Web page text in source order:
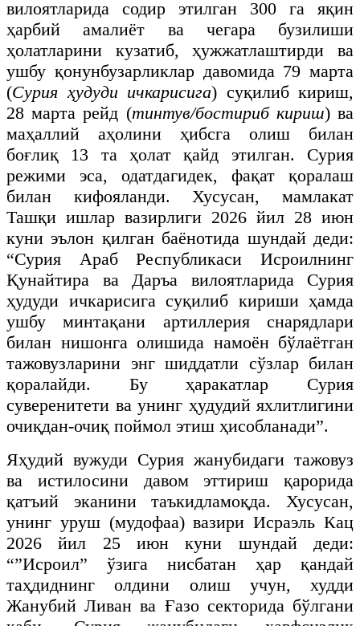
вилоятларида содир этилган 300 га яқин
ҳарбий амалиёт ва чегара бузилиши
ҳолатларини кузатиб, ҳужжатлаштирди ва
ушбу қонунбузарликлар давомида 79 марта
(Сурия ҳудуди ичкарисига) суқилиб кириш,
28 марта рейд (тинтув/бостириб кириш) ва
маҳаллий аҳолини ҳибсга олиш билан
боғлиқ 13 та ҳолат қайд этилган. Сурия
режими эса, одатдагидек, фақат қоралаш
билан кифояланди. Хусусан, мамлакат
Ташқи ишлар вазирлиги 2026 йил 28 июн
куни эълон қилган баёнотида шундай деди:
“Сурия Араб Республикаси Исроилнинг
Қунайтира ва Даръа вилоятларида Сурия
ҳудуди ичкарисига суқилиб кириши ҳамда
ушбу минтақани артиллерия снарядлари
билан нишонга олишида намоён бўлаётган
тажовузларини энг шиддатли сўзлар билан
қоралайди. Бу ҳаракатлар Сурия
суверенитети ва унинг ҳудудий яхлитлигини
очиқдан-очиқ поймол этиш ҳисобланади”.
Яҳудий вужуди Сурия жанубидаги тажовуз
ва истилосини давом эттириш қарорида
қатъий эканини таъкидламоқда. Хусусан,
унинг уруш (мудофаа) вазири Исраэль Кац
2026 йил 25 июн куни шундай деди:
“”Исроил” ўзига нисбатан ҳар қандай
таҳдиднинг олдини олиш учун, худди
Жанубий Ливан ва Ғазо секторида бўлгани